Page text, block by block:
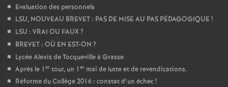
Evaluation des personnels
LSU, NOUVEAU BREVET : PAS DE MISE AU PAS PÉDAGOGIQUE !
LSU : VRAI OU FAUX ?
BREVET : OÙ EN EST-ON ?
Lycée Alexis de Tocqueville à Grasse
Après le 1 er tour, un 1 er mai de lutte et de revendications.
Réforme du Collège 2016 : constat d’un échec!